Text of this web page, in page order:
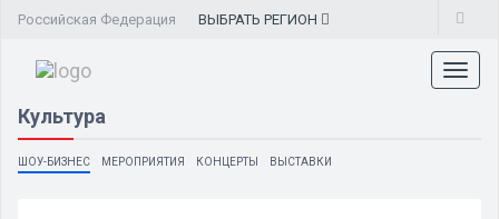
Российская Федерация ВЫБРАТЬ РЕГИОН
Культура
ШОУ-БИЗНЕС МЕРОПРИЯТИЯ КОНЦЕРТЫ ВЫСТАВКИ